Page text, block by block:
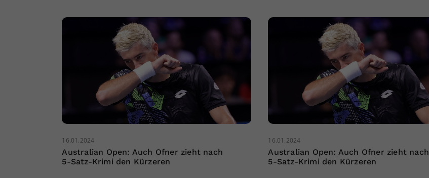
16.01.2024
Australian Open: Auch Ofner zieht nach
5-Satz-Krimi den Kürzeren
16.01.2024
Australian Open: Auch Ofner zieht nach
5-Satz-Krimi den Kürzeren